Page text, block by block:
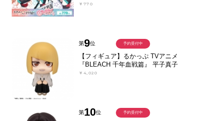
￥770
第9位
【フィギュア】るかっぷ TVアニメ
『BLEACH 千年血戦篇』 平子真子
￥4,020
予約受付中
第10位 予約受付中